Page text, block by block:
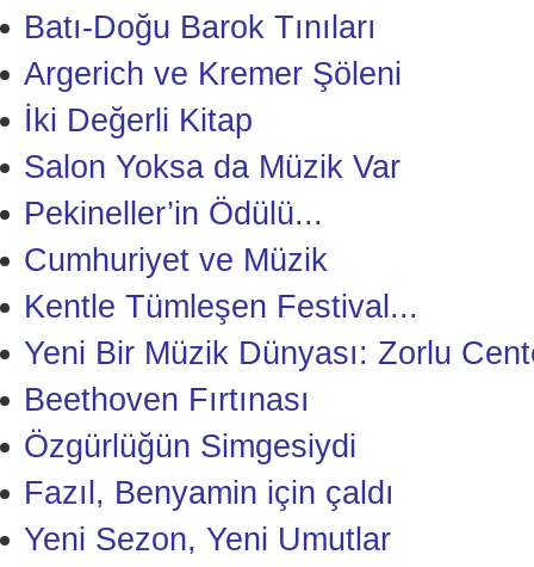
Batı-Doğu Barok Tınıları
Argerich ve Kremer Şöleni
İki Değerli Kitap
Salon Yoksa da Müzik Var
Pekineller’in Ödülü...
Cumhuriyet ve Müzik
Kentle Tümleşen Festival...
Yeni Bir Müzik Dünyası: Zorlu
Beethoven Fırtınası
Özgürlüğün Simgesiydi
Fazıl, Benyamin için çaldı
Yeni Sezon, Yeni Umutlar